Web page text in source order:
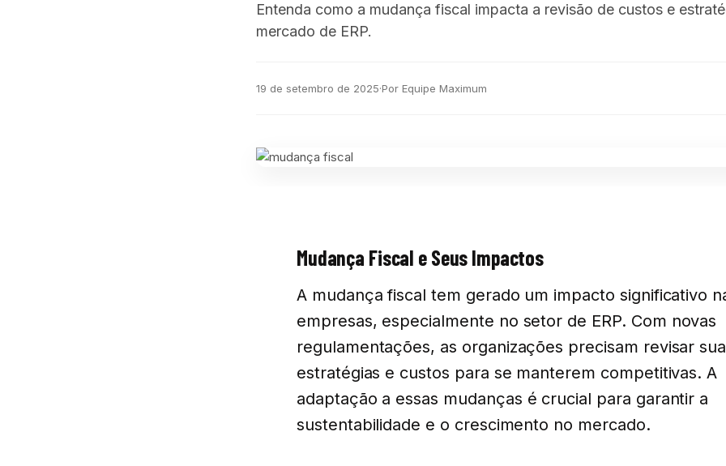
Entenda como a mudança fiscal impacta a revisão de custos e
mercado de ERP.
19 de setembro de 2025·Por Equipe Maximum
Mudança Fiscal e Seus Impactos
A mudança fiscal tem gerado um impacto significativo
empresas, especialmente no setor de ERP. Com novas
regulamentações, as organizações precisam revisar
estratégias e custos para se manterem competitivas. A
adaptação a essas mudanças é crucial para garantir a
sustentabilidade e o crescimento no mercado.